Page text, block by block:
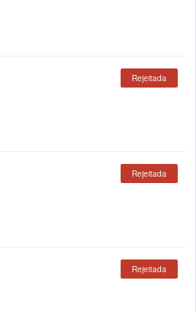
Rejeitada
Rejeitada
Rejeitada